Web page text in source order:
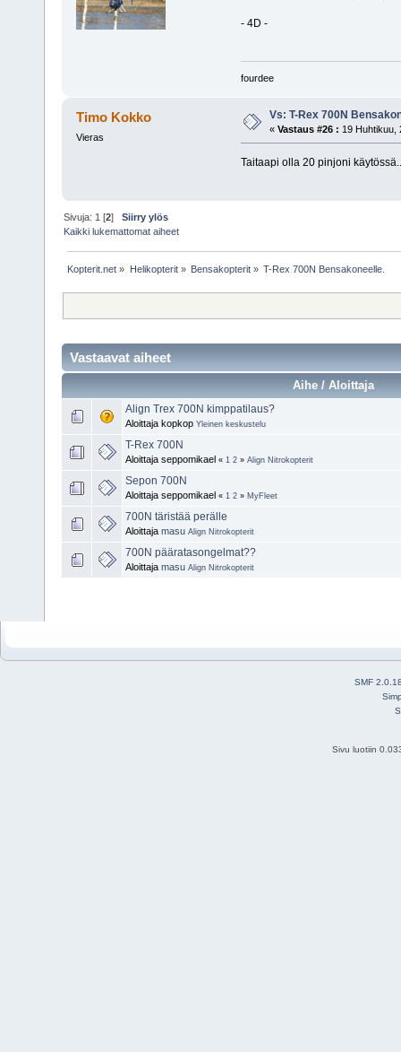
- 4D -
fourdee
Timo Kokko
Vieras
Vs: T-Rex 700N
« Vastaus #26 : 19 Huhtikuu,
Taitaapi olla 20 pinjoni käytössä..
Sivuja: 1 [2]Siirry ylös
Kaikki lukemattomat aiheet
Kopterit.net » Helikopterit» Bensakopterit» T-Rex 700N Bensakoneelle.
Vastaavat aiheet
Aihe / Aloittaja
Align Trex 700N kimppatilaus?
Aloittaja kopkop Yleinen keskustelu
T-Rex 700N
Aloittaja seppomikael « 1 2 » Align Nitrokopterit
Sepon 700N
Aloittaja seppomikael « 1 2 » MyFleet
700N täristää perälle
Aloittaja masu Align Nitrokopterit
700N pääratasongelmat??
Aloittaja masu Align Nitrokopterit
SMF
Sivu luotiin